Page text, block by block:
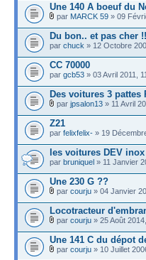
Une 140 A boeuf du
par MARCK 59 » 09
Du bon.. et pas cher
par chuck » 12 Octobre
CC 70000
par gcb53 » 03 Avril 2011,
Des voitures 3 pattes
par jpsalon13 » 11 Avril
Z21
par felixfelix- » 19
les voitures DEV
par bruniquel » 11 Janvier
Une 230 G ??
par courju » 04 Janvier
Locotracteur
par courju » 25 Août
Une 141 C du dépot
par courju » 10 Juillet